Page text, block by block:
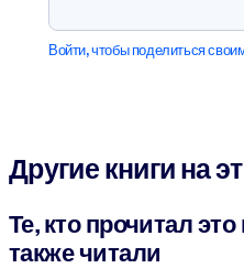
Войти, чтобы поделиться
Другие книги на
Те, кто прочитал
также читали